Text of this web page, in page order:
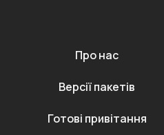
Про нас
Версії пакетів
Готові привітання